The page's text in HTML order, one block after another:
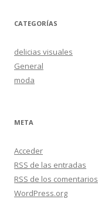
CATEGORÍAS
delicias visuales
General
moda
META
Acceder
RSS de las entradas
RSS de los comentarios
WordPress.org